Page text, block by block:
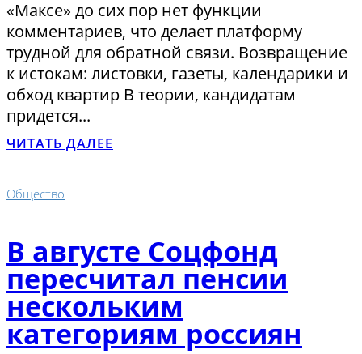
«Максе» до сих пор нет функции
комментариев, что делает платформу
трудной для обратной связи. Возвращение
к истокам: листовки, газеты, календарики и
обход квартир В теории, кандидатам
придется...
ЧИТАТЬ ДАЛЕЕ
Общество
В августе Соцфонд
пересчитал пенсии
нескольким
категориям россиян